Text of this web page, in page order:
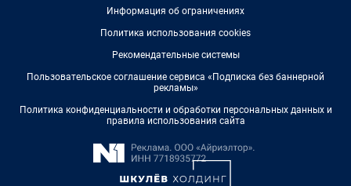
Информация об ограничениях
Политика использования cookies
Рекомендательные системы
Пользовательское соглашение сервиса «Подписка без баннерной
рекламы»
Политика конфиденциальности и обработки персональных данных и
правила использования сайта